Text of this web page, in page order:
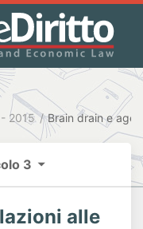
2015
3
alle